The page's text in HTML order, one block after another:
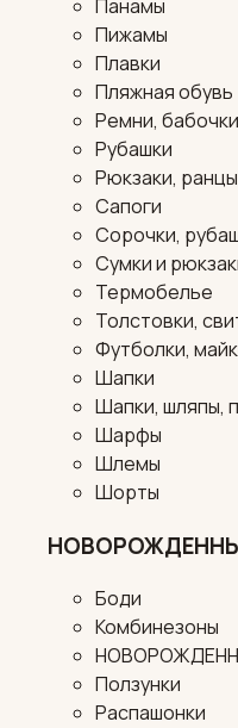
Панамы
Пижамы
Плавки
Пляжная обувь
Ремни,
Рубашки
Рюкзаки, ранцы
Сапоги
Сорочки,
Сумки и
Термобелье
Толстовки,
Футболки,
Шапки
Шапки, шляпы,
Шарфы
Шлемы
Шорты
Боди
Комбинезоны
Ползунки
Распашонки